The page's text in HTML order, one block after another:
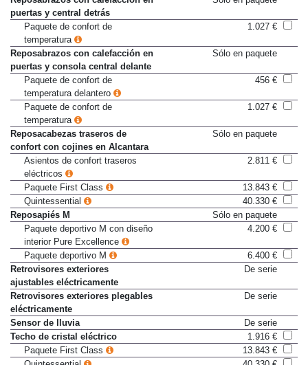
Reposabrazos con calefacción en
puertas y central detrás
Paquete de confort de
temperatura
Reposabrazos con calefacción en
puertas y consola central delante
Paquete de confort de
temperatura delantero
Paquete de confort de
temperatura
Reposacabezas traseros de
confort con cojines en Alcantara
Asientos de confort traseros
eléctricos
Paquete First Class
13.843 €
Quintessential
40.330 €
Reposapiés M
Sólo en paquete
Paquete deportivo M con diseño
interior Pure Excellence
Paquete deportivo M
6.400 €
Retrovisores exteriores
ajustables eléctricamente
Retrovisores exteriores plegables
eléctricamente
Sensor de lluvia
De serie
Techo de cristal eléctrico
1.916 €
Paquete First Class
13.843 €